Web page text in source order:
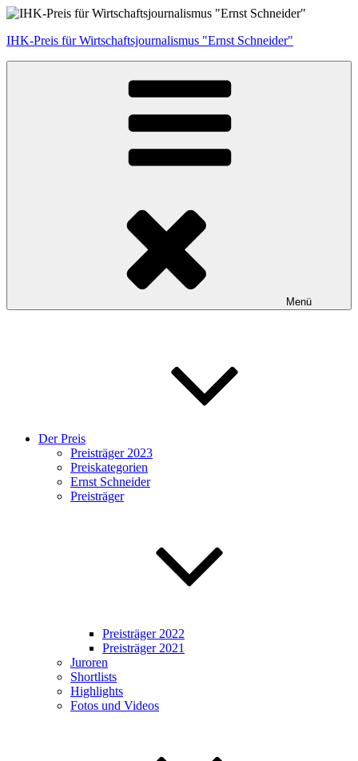
Zum
springen
IHK-Preis für Wirtschaftsjournalismus "Ernst Schneider"
Menü
Der Preis
Preisträger 2023
Preiskategorien
Ernst Schneider
Preisträger
Preisträger 2022
Preisträger 2021
Juroren
Shortlists
Highlights
Fotos und Videos